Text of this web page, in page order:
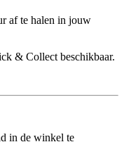
af te halen in jouw
& Collect beschikbaar.
in de winkel te